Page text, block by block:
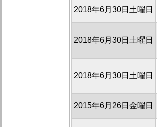
2018年6月30日土曜日
2018年6月30日土曜日
2018年6月30日土曜日
2015年6月26日金曜日